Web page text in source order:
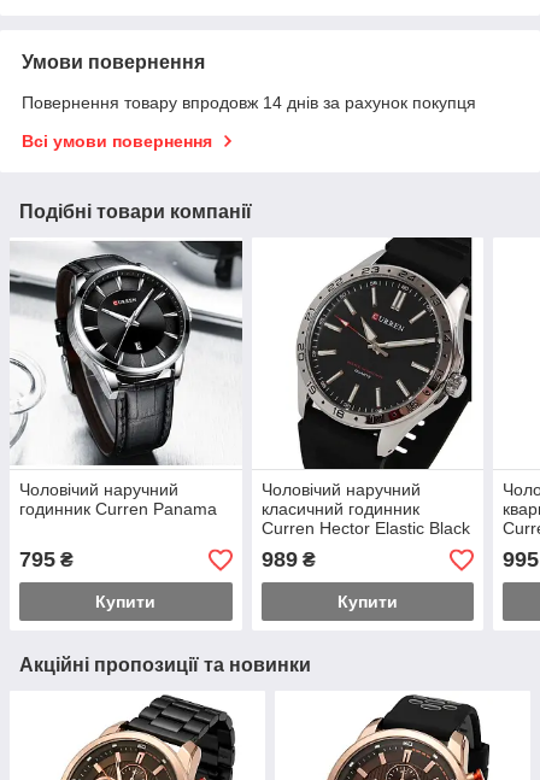
Умови повернення
Повернення товару впродовж 14 днів за рахунок покупця
Всі умови повернення
Подібні товари компанії
Чоловічий наручний
годинник Curren Panama
795 ₴
Купити
Чоловічий наручний
класичний годинник
Curren Hector Elastic Black
989₴
Купити
995
Акційні пропозиції та новинки